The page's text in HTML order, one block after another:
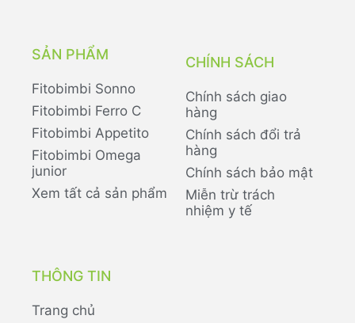
SẢN PHẨM
Fitobimbi Sonno
Fitobimbi Ferro C
Fitobimbi Appetito
Fitobimbi Omega
junior
Xem tất cả sản phẩm
CHÍNH SÁCH
Chính sách giao
hàng
Chính sách đổi trả
hàng
Chính sách bảo mật
Miễn trừ trách
nhiệm y tế
THÔNG TIN
Trang chủ